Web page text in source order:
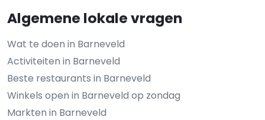
Algemene lokale vragen
Wat te doen in Barneveld
Activiteiten in Barneveld
Beste restaurants in Barneveld
Winkels open in Barneveld op zondag
Markten in Barneveld